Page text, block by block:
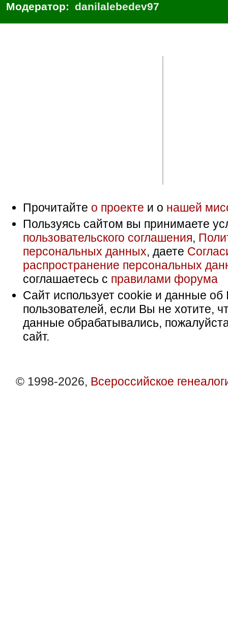
Модератор: danilalebedev97
Прочитайте о проекте и о нашей
Пользуясь сайтом вы принимаете
пользовательского соглашения,
персональных данных, даете
распространение персональных
соглашаетесь с правилами форума
Сайт использует cookie и данные об
пользователей, если Вы не хотите,
данные обрабатывались,
сайт.
© 1998-2026, Всероссийское